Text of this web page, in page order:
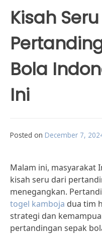
Kisah
Bola
Ini
Posted on December 7,
Malam ini, masyarakat
kisah seru dari
menegangkan.
togel kamboja dua tim
strategi dan
pertandingan sepak